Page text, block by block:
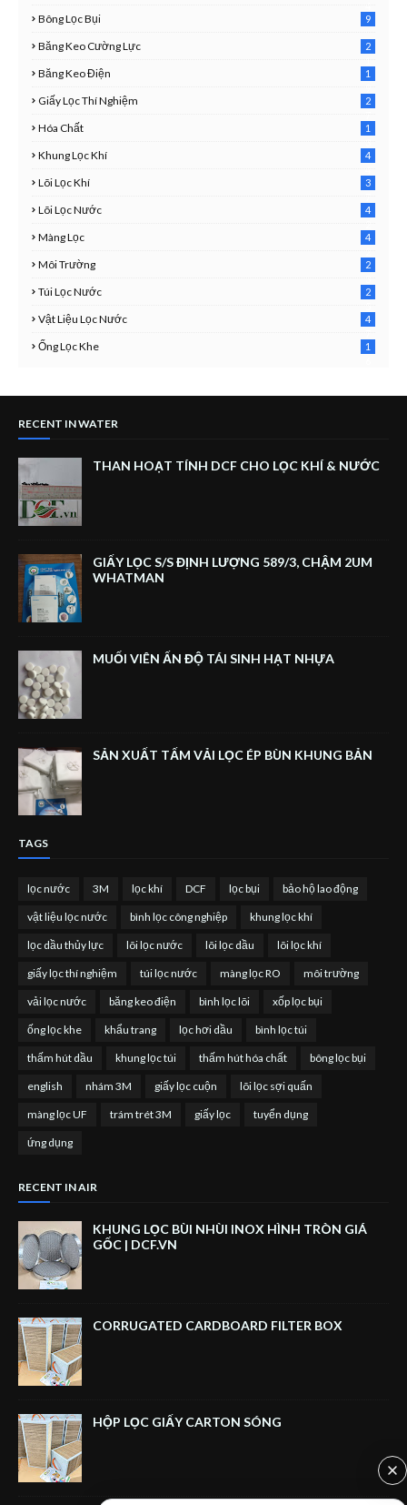
Bông Lọc Bụi 9
Băng Keo Cường Lực
2
Băng Keo Điện
1
Giấy Lọc Thí Nghiệm
2
Hóa Chất
1
Khung Lọc Khí
4
Lõi Lọc Khí
3
Lõi Lọc Nước
4
Màng Lọc
4
Môi Trường
2
Túi Lọc Nước
2
Vật Liệu Lọc Nước
4
Ống Lọc Khe
1
RECENT IN WATER
THAN HOẠT TÍNH DCF CHO LỌC KHÍ & NƯỚC
GIẤY LỌC S/S ĐỊNH LƯỢNG 589/3, CHẬM 2UM
WHATMAN
MUỐI VIÊN ẤN ĐỘ TÁI SINH HẠT NHỰA
SẢN XUẤT TẤM VẢI LỌC ÉP BÙN KHUNG BẢN
TAGS
lọc nước 3M lọc khí DCF lọc bụi bảo hộ lao động
vật liệu lọc nước bình lọc công nghiệp khung lọc khí
lọc dầu thủy lực lõi lọc nước lõi lọc dầu lõi lọc khí
giấy lọc thí nghiệm túi lọc nước màng lọc RO môi trường
vải lọc nước băng keo điện bình lọc lõi xốp lọc bụi
ống lọc khe khẩu trang lọc hơi dầu bình lọc túi
thấm hút dầu khung lọc túi thấm hút hóa chất bông lọc bụi
english nhám 3M giấy lọc cuộn lõi lọc sợi quấn
màng lọc UF trám trét 3M giấy lọc tuyển dụng
ứng dụng
RECENT IN AIR
KHUNG LỌC BÙI NHÙI INOX HÌNH TRÒN GIÁ
GỐC | DCF.VN
CORRUGATED CARDBOARD FILTER BOX
HỘP LỌC GIẤY CARTON SÓNG